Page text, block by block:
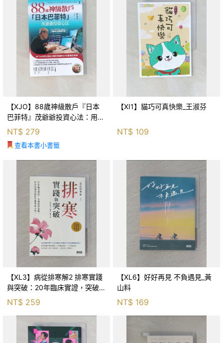
【XJO】88歲神級散戶『日本
巴菲特』茂爺爺投資心法：用
「126法則」滾出18億円資產的
69年股海交易術_藤本茂, 賴惠
鈴
NT$ 279
查看本書小書籤
【XI1】貓巧可真快樂_王淑芬
NT$ 109
【XL3】病從排寒解2 排寒實踐
與突破：20年臨床實證，突破排
寒盲點，防治疫毒流感的中醫養
命方略！_李璧如
NT$ 259
【XL6】好好再見 不負遇見_黃
山料
NT$ 169